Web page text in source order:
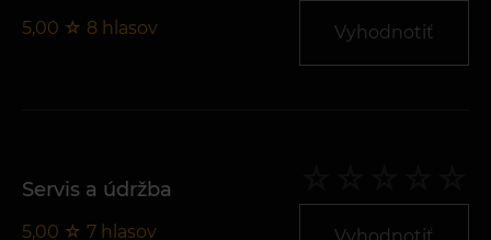
5,00 ☆ 8 hlasov Vyhodnotiť
Servis a údržba
5,00 ☆ 7 hlasov Vyhodnotiť